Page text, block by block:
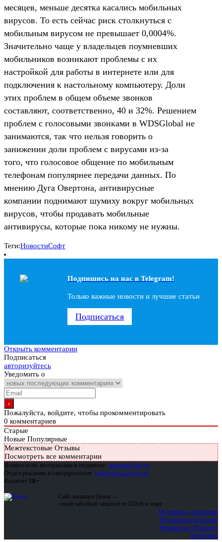
месяцев, меньше десятка касались мобильных
вирусов. То есть сейчас риск столкнуться с
мобильным вирусом не превышает 0,0004%.
Значительно чаще у владельцев поумневших
мобильников возникают проблемы с их
настройкой для работы в интернете или для
подключения к настольному компьютеру. Доли
этих проблем в общем объеме звонков
составляют, соответственно, 40 и 32%. Решением
проблем с голосовыми звонками в WDSGlobal не
занимаются, так что нельзя говорить о
занижении доли проблем с вирусами из-за
того, что голосовое общение по мобильным
телефонам популярнее передачи данных. По
мнению Дуга Овертона, антивирусные
компании поднимают шумиху вокруг мобильных
вирусов, чтобы продавать мобильные
антивирусы, которые пока никому не нужны.
Теги:НовостиСофт
Подпишись на наc в Telegram!
Только важные новости и лучшие статьи
Подписаться
Открыть комментарии
Подписаться
авторизуйтесь
Уведомить о
Пожалуйста, войдите, чтобы прокомментировать
0 комментариев
Старые
Новые Популярные
Межтекстовые Отзывы
Посмотреть все комментарии
Вопросы по материалам и подписке: support@glc.ru
Отдел рекламы и спецпроектов: yakovleva.a@glc.ru
Контент 18+
Сайт защищен Qrator —
самой забойной защитой от DDoS в мире
Подписка для физлиц
Подписка для юрлиц
Реклама на «Хакере»
Контакты